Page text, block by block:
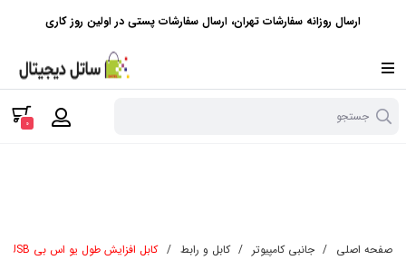
ارسال روزانه سفارشات تهران، ارسال سفارشات پستی در اولین روز کاری
جستجو 0
صفحه اصلی / جانبی کامپیوتر / کابل و رابط / کابل افزایش طول یو اس بی USB طول 1.5m